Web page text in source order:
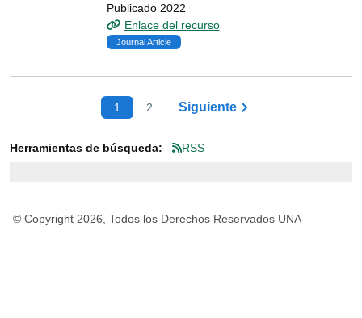
Publicado 2022
Enlace del recurso
Journal Article
1 2 Siguiente
Herramientas de búsqueda: RSS
© Copyright 2026, Todos los Derechos Reservados UNA